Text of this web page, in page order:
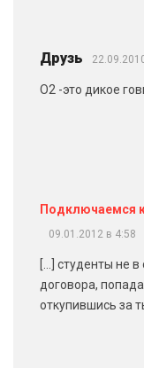
Друзь
O2 -это дикое
Подключаемся
09.01.2012 в 4:58
[…] студенты не
договора,
откупившись за